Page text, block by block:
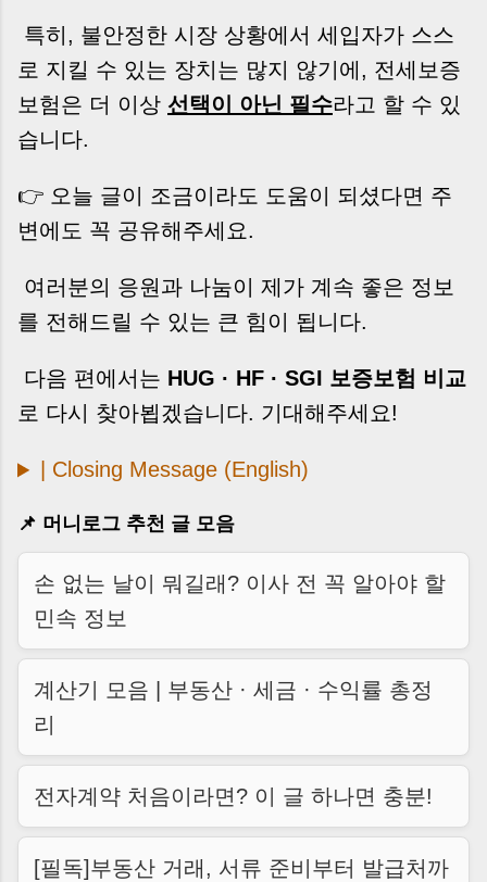
특히, 불안정한 시장 상황에서 세입자가 스스
로 지킬 수 있는 장치는 많지 않기에, 전세보증
보험은 더 이상 선택이 아닌 필수라고 할 수 있
습니다.
👉 오늘 글이 조금이라도 도움이 되셨다면 주
변에도 꼭 공유해주세요.
여러분의 응원과 나눔이 제가 계속 좋은 정보
를 전해드릴 수 있는 큰 힘이 됩니다.
다음 편에서는 HUG · HF · SGI 보증보험 비교
로 다시 찾아뵙겠습니다. 기대해주세요!
| Closing Message (English)
📌 머니로그 추천 글 모음
손 없는 날이 뭐길래? 이사 전 꼭 알아야 할
민속 정보
계산기 모음 | 부동산 · 세금 · 수익률 총정
리
전자계약 처음이라면? 이 글 하나면 충분!
[필독]부동산 거래, 서류 준비부터 발급처까